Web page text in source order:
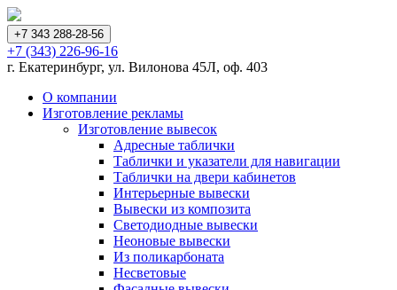
+7 343 288-28-56
+7 (343) 226-96-16
г. Екатеринбург, ул. Вилонова 45Л, оф. 403
О компании
Изготовление рекламы
Изготовление вывесок
Адресные таблички
Таблички и указатели для навигации
Таблички на двери кабинетов
Интерьерные вывески
Вывески из композита
Светодиодные вывески
Неоновые вывески
Из поликарбоната
Несветовые